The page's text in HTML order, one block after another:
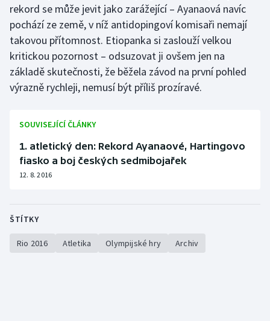
rekord se může jevit jako zarážející – Ayanaová navíc
pochází ze země, v níž antidopingoví komisaři nemají
takovou přítomnost. Etiopanka si zaslouží velkou
kritickou pozornost – odsuzovat ji ovšem jen na
základě skutečnosti, že běžela závod na první pohled
výrazně rychleji, nemusí být příliš prozíravé.
SOUVISEJÍCÍ ČLÁNKY
1. atletický den: Rekord Ayanaové, Hartingovo
fiasko a boj českých sedmibojařek
12. 8. 2016
ŠTÍTKY
Rio 2016 Atletika Olympijské hry Archiv